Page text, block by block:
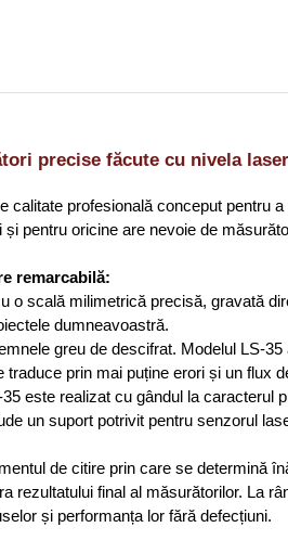
precise făcute cu nivela laser
calitate profesională conceput
pentru oricine are nevoie de
remarcabilă:
o scală milimetrică precisă, gravată
dumneavoastră.
greu de descifrat. Modelul LS-
prin mai puține erori și un flux
este realizat cu gândul la caracterul
un suport potrivit pentru senzorul
de citire prin care se determină
rezultatului final al măsurătorilor. La
și performanța lor fără defecțiuni.